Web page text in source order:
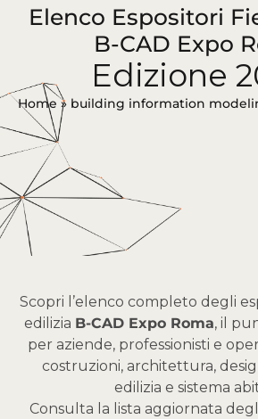
Elenco Espositori
B-CAD Expo
Edizione
Home» building information
Scopri l’elenco completo degli
edilizia B-CAD Expo Roma, il
per aziende, professionisti e
costruzioni, architettura,
edilizia e sistema
Consulta la lista aggiornata